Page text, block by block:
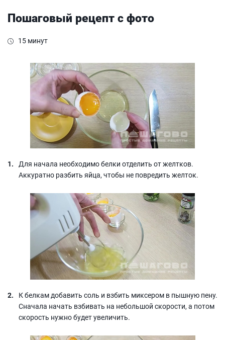
Пошаговый рецепт с фото
15 минут
Для начала необходимо белки отделить от желтков.
Аккуратно разбить яйца, чтобы не повредить желток.
К белкам добавить соль и взбить миксером в пышную пену.
Сначала начать взбивать на небольшой скорости, а потом
скорость нужно будет увеличить.